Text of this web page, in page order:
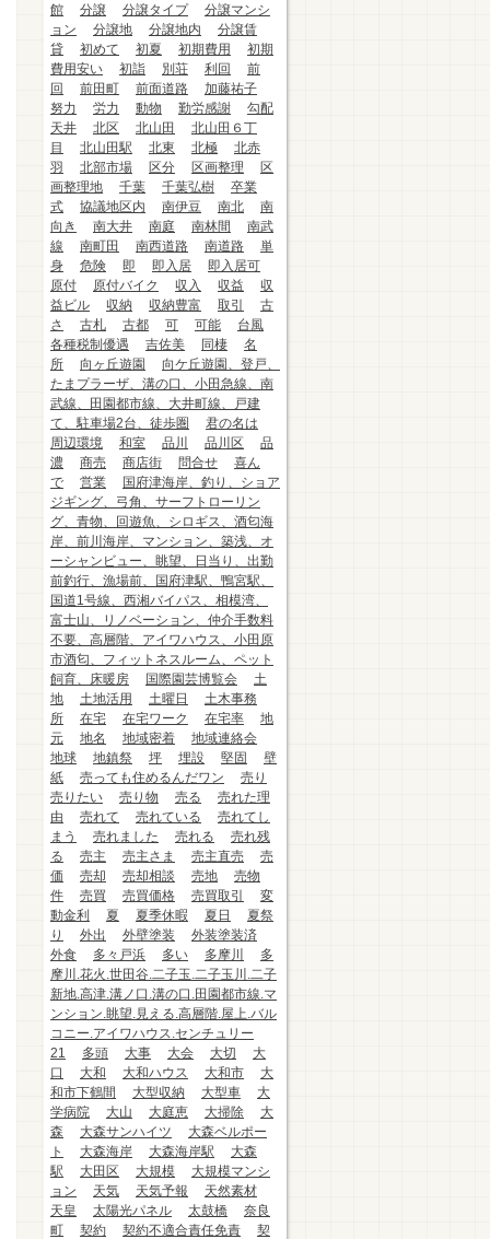
館
分譲 分譲タイプ
分譲マンシ
ョン
分譲地 分譲地内
分譲賃
貸
初めて 初夏 初期費用
初期
費用安い
初詣 別荘 利回
前
回
前田町 前面道路
加藤祐子
努力
労力 動物 勤労感謝
勾配
天井
北区 北山田
北山田６丁
目
北山田駅 北東 北極
北赤
羽
北部市場 区分 区画整理
区
画整理地
千葉 千葉弘樹
卒業
式
協議地区内 南伊豆 南北
南
向き
南大井 南庭 南林間
南武
線
南町田 南西道路 南道路
単
身
危険 即 即入居
即入居可
原付
原付バイク 収入 収益
収
益ビル
収納 収納豊富 取引
古
さ
古札 古都 可 可能
台風
各種税制優遇
吉佐美 同棲
名
所
向ヶ丘遊園
向ケ丘遊園、登戸、
たまプラーザ、溝の口、小田急線、南
武線、田園都市線、大井町線、戸建
て、駐車場2台、徒歩圏
君の名は
周辺環境
和室 品川 品川区
品
濃
商売 商店街 問合せ
喜ん
で
営業
国府津海岸、釣り、ショア
ジギング、弓角、サーフトローリン
グ、青物、回遊魚、シロギス、酒匂海
岸、前川海岸、マンション、築浅、オ
ーシャンビュー、眺望、日当り、出勤
前釣行、漁場前、国府津駅、鴨宮駅、
国道1号線、西湘バイパス、相模湾、
富士山、リノベーション、仲介手数料
不要、高層階、アイワハウス、小田原
市酒匂、フィットネスルーム、ペット
飼育、床暖房
国際園芸博覧会
土
地
土地活用 土曜日
土木事務
所
在宅 在宅ワーク 在宅率
地
元
地名 地域密着
地域連絡会
地球
地鎮祭 坪 埋設 堅固
壁
紙
売っても住めるんだワン
売り
売りたい
売り物 売る
売れた理
由
売れて 売れている
売れてし
まう
売れました 売れる
売れ残
る
売主 売主さま 売主直売
売
価
売却 売却相談 売地
売物
件
売買 売買価格 売買取引
変
動金利
夏 夏季休暇 夏日
夏祭
り
外出 外壁塗装
外装塗装済
外食
多々戸浜 多い 多摩川
多
摩川.花火.世田谷.二子玉.二子玉川.二子
新地.高津.溝ノ口.溝の口.田園都市線.マ
ンション.眺望.見える.高層階.屋上.バル
コニー.アイワハウス.センチュリー
21
多頭 大事 大会 大切
大
口
大和 大和ハウス 大和市
大
和市下鶴間
大型収納 大型車
大
学病院
大山 大庭恵 大掃除
大
森
大森サンハイツ
大森ベルポー
ト
大森海岸 大森海岸駅
大森
駅
大田区 大規模
大規模マンシ
ョン
天気 天気予報
天然素材
天皇
太陽光パネル 太鼓橋
奈良
町
契約 契約不適合責任免責
契